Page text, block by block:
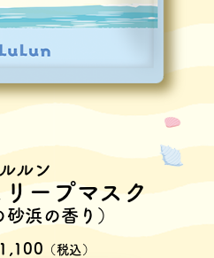
ルン
ープマスク
砂浜の香り）
1,100 （税込）